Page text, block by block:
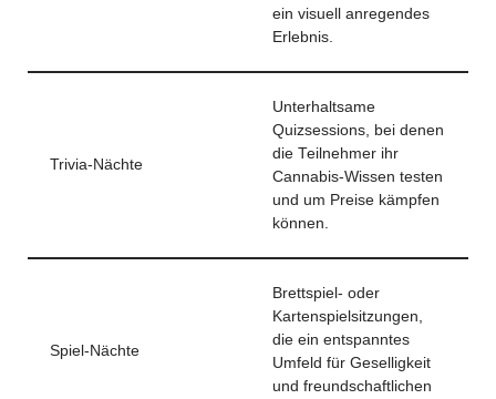
ein visuell anregendes
Erlebnis.
Trivia-Nächte
Unterhaltsame
Quizsessions, bei denen
die Teilnehmer ihr
Cannabis-Wissen testen
und um Preise kämpfen
können.
Spiel-Nächte
Brettspiel- oder
Kartenspielsitzungen,
die ein entspanntes
Umfeld für Geselligkeit
und freundschaftlichen